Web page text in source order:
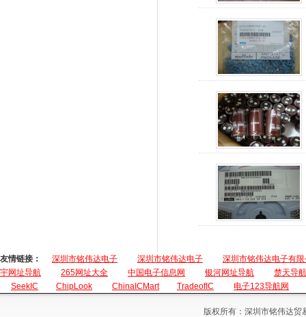
友情链接： 深圳市铭伟达电子 深圳市铭伟达电子
深圳市铭伟达电子有
宇网址导航
265网址大全 中国电子信息网 银河网址导航
楚天导航
SeekIC
ChipLook ChinaICMart TradeofIC 电子123导航网
版权所有：深圳市铭伟达